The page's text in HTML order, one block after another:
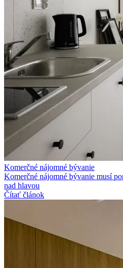
Komerčné nájomné bývanie
Komerčné nájomné bývanie musí
nad hlavou
Čítať článok